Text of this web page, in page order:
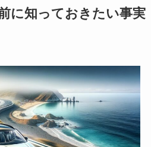
に知っておきたい事実